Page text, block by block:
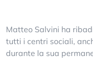
Matteo Salvini ha
tutti i centri sociali,
durante la sua